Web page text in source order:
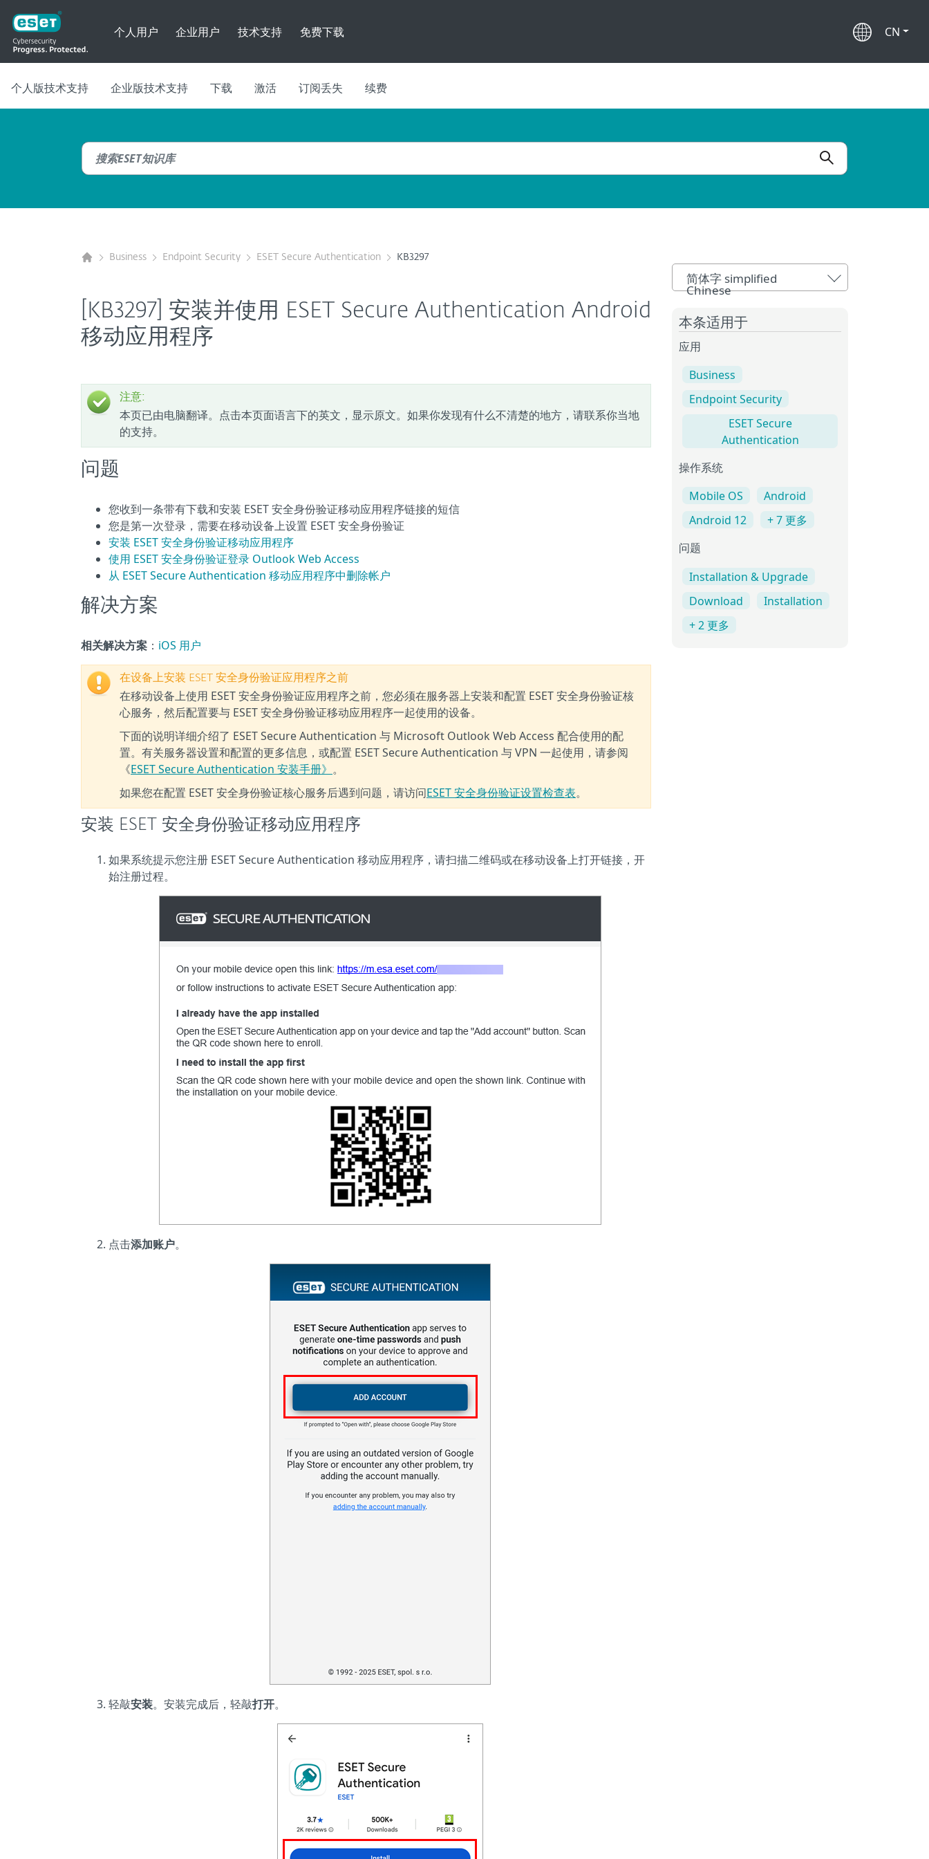
个人用户 企业用户 技术支持 免费下载 CN
个人版技术支持 企业版技术支持 下载 激活 订阅丢失 续费
Business Endpoint Security ESET Secure Authentication KB3297
[KB3297] 安装并使用 ESET Secure Authentication Android
移动应用程序
注意:
本页已由电脑翻译。点击本页面语言下的英文，显示原文。如果你发现有什么不清楚的地方，请联系你当地
的支持。
问题
您收到一条带有下载和安装 ESET 安全身份验证移动应用程序链接的短信
您是第一次登录，需要在移动设备上设置 ESET 安全身份验证
安装 ESET 安全身份验证移动应用程序
使用 ESET 安全身份验证登录 Outlook Web Access
从 ESET Secure Authentication 移动应用程序中删除帐户
解决方案
相关解决方案 ： iOS 用户
在设备上安装 ESET 安全身份验证应用程序之前
在移动设备上使用 ESET 安全身份验证应用程序之前，您必须在服务器上安装和配置 ESET 安全身份验证核
心服务，然后配置要与 ESET 安全身份验证移动应用程序一起使用的设备。
下面的说明详细介绍了 ESET Secure Authentication 与 Microsoft Outlook Web Access 配合使用的配
置。有关服务器设置和配置的更多信息，或配置 ESET Secure Authentication 与 VPN 一起使用，请参阅
《ESET Secure Authentication 安装手册》 。
如果您在配置 ESET 安全身份验证核心服务后遇到问题，请访问ESET 安全身份验证设置检查表。
安装 ESET 安全身份验证移动应用程序
如果系统提示您注册 ESET Secure Authentication 移动应用程序，请扫描二维码或在移动设备上打开链接，开
始注册过程。
点击添加账户。
轻敲安装。安装完成后，轻敲打开。
简体字 simplified
Chinese
本条适用于
应用
Business
Endpoint Security
ESET Secure
Authentication
操作系统
Mobile OS
Android
Android 12
+ 7 更多
问题
Installation & Upgrade
Download
Installation
+ 2 更多